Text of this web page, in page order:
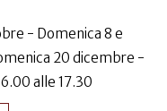
- Domenica 8 e
20 dicembre -
alle 17.30